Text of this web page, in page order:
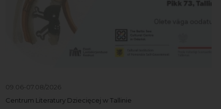
09.06-07.08/2026
Centrum Literatury Dziecięcej w Tallinie